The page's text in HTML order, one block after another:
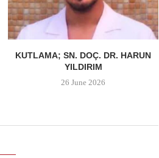
KUTLAMA; SN. DOÇ. DR. HARUN
YILDIRIM
26 June 2026